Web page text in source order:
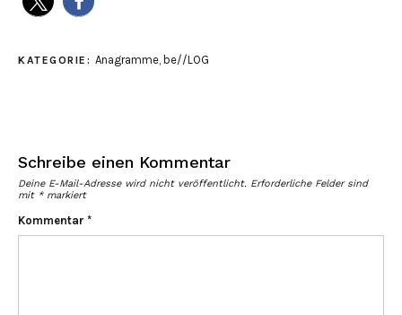
KATEGORIE: Anagramme, be//LOG
Schreibe einen Kommentar
Deine E-Mail-Adresse wird nicht veröffentlicht. Erforderliche Felder sind
mit *markiert
Kommentar *